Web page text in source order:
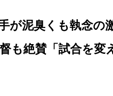
が泥臭くも執念
も絶賛「試合を変